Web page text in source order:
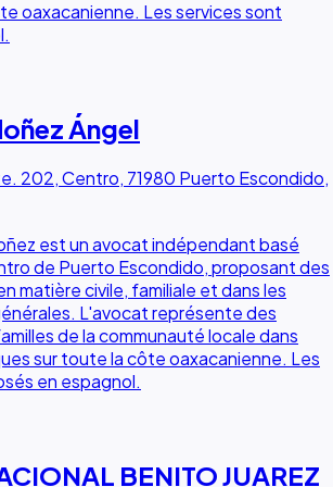
oaxacanienne. Les services sont
Ángel
202, Centro, 71980 Puerto Escondido,
est un avocat indépendant basé
de Puerto Escondido, proposant des
matière civile, familiale et dans les
L'avocat représente des
de la communauté locale dans
sur toute la côte oaxacanienne. Les
en espagnol.
BENITO JUAREZ